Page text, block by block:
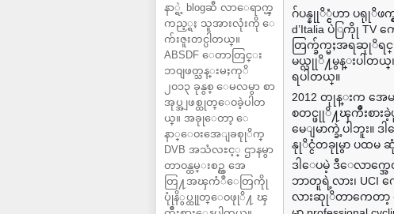
နာ္ရဲ့ blogဆီ လာေရာက္ၾ
ကည့္ရႈ သူအားလုံးကို ေ
က်းဇူးတင္ပါတယ္။
ABSDF ေတာတြင္း
ဘ၀ျဖတ္သန္းမႈကုိ
၂၀၁၃ ခုနွစ္ ေမလမွာ စာ
အုပ္အျဖစ္ထုတ္ေ၀ခဲ့ပါတ
ယ္။ အခုုေတာ့ ေ
နာ္ေ၀းအေျခစုုိက္
DVB အသံလႊင့္ ဌာနမွာ
တာ၀န္ထမ္းစဥ္က အေ
တြ႔အၾကံဳေတြကိုု
ပုုံနိွပ္ထုုတ္ေ၀ဖုုိ႔ ၾ
ဂ်ပန္နုုိ္င္ငံဟာ ပရုုိဖက္
d’Italia ပဲြကိုု TV
တြက္ခ်က္မႈအရဆုုိရင္
မယ္လုုိ႔မွန္းပါတ
ရပါတယ္။
2012 တုုန္းက အေမ
စတင္ဖုုိ႔ၾကိဳးစား
မေျမာက္ခဲ့ပါဘူး။
နုုိင္ငံတခုုမွာ ပထမ
ဒါေပမဲ့ ဒီေလာက္အ
ဘာတူရဲ့လား၊ UCI
လားဆုုိတာကေတာ့ မ